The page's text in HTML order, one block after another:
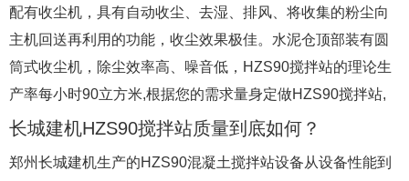
配有收尘机，具有自动收尘、去湿、排风、将收集的粉尘向
主机回送再利用的功能，收尘效果极佳。水泥仓顶部装有圆
筒式收尘机，除尘效率高、噪音低，HZS90搅拌站的理论生
产率每小时90立方米,根据您的需求量身定做HZS90搅拌站,
长城建机HZS90搅拌站质量到底如何？
郑州长城建机生产的HZS90混凝土搅拌站设备从设备性能到